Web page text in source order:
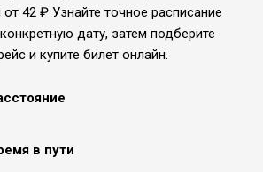
42 ₽ Узнайте точное расписание
дату, затем подберите
и купите билет онлайн.
в пути